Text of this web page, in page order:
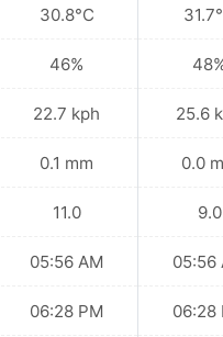
30.8°C
46%
22.7 kph
0.1 mm
11.0
05:56 AM
06:28 PM
25.6
0.0
9.0
05:56
06:28